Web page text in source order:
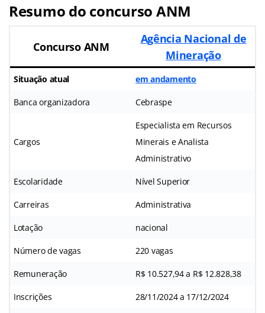
Resumo do concurso ANM
Concurso ANM
Agência Nacional de
Mineração
Situação atual em andamento
Banca organizadora Cebraspe
Cargos
Especialista em Recursos
Minerais e Analista
Administrativo
Escolaridade Nível Superior
Carreiras Administrativa
Lotação nacional
Número de vagas 220 vagas
Remuneração R$ 10.527,94 a R$ 12.828,38
Inscrições 28/11/2024 a 17/12/2024